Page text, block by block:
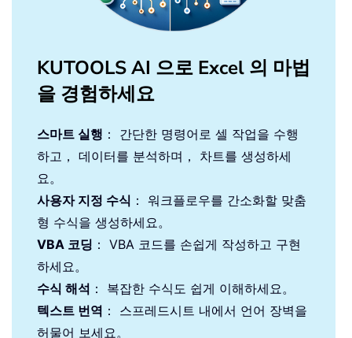
KUTOOLS AI 으로 Excel 의 마법
을 경험하세요
스마트 실행 ： 간단한 명령어로 셀 작업을 수행
하고， 데이터를 분석하며， 차트를 생성하세
요。
사용자 지정 수식 ： 워크플로우를 간소화할 맞춤
형 수식을 생성하세요。
VBA 코딩 ： VBA 코드를 손쉽게 작성하고 구현
하세요。
수식 해석 ： 복잡한 수식도 쉽게 이해하세요。
텍스트 번역 ： 스프레드시트 내에서 언어 장벽을
허물어 보세요。